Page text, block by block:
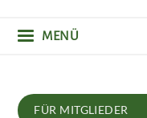
MENÜ
FÜR MITGLIEDER